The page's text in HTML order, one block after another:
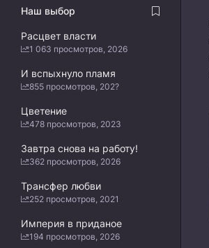
Наш выбор
Расцвет власти
1 063 просмотров, 2026
И вспыхнуло пламя
855 просмотров, 202?
Цветение
478 просмотров, 2023
Завтра снова на работу!
362 просмотров, 2026
Трансфер любви
252 просмотров, 2021
Империя в приданое
194 просмотров, 2026